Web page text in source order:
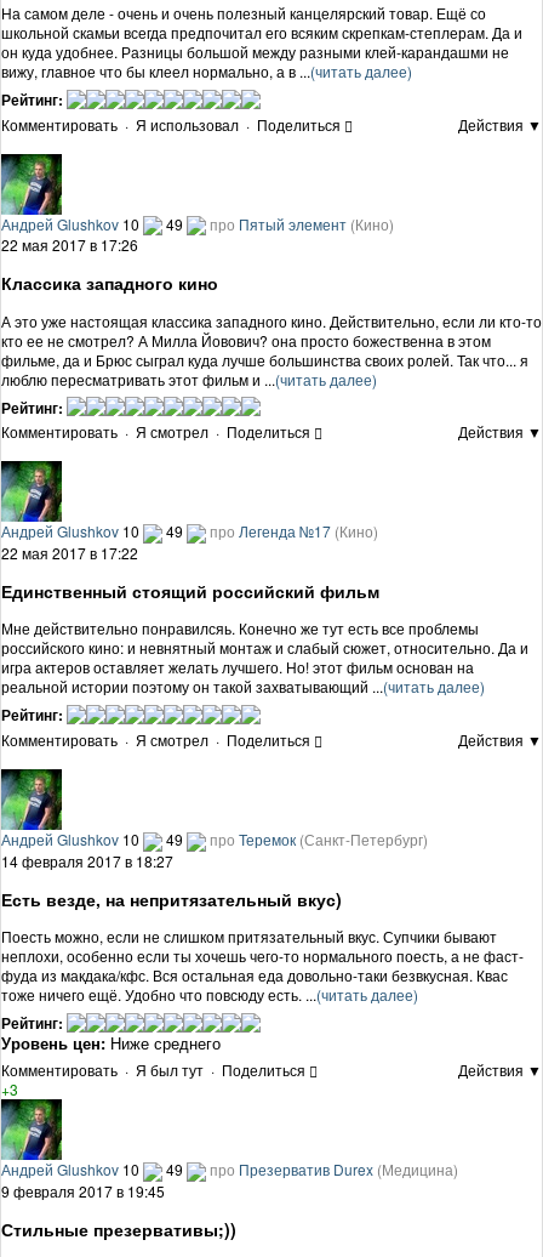
На самом деле - очень и очень полезный канцелярский товар. Ещё со
школьной скамьи всегда предпочитал его всяким скрепкам-степлерам. Да и
он куда удобнее. Разницы большой между разными клей-карандашми не
вижу, главное что бы клеел нормально, а в ...(читать далее)
Рейтинг:
Комментировать · Я использовал · Поделиться Действия ▼
Андрей Glushkov 10 49 про Пятый элемент (Кино)
22 мая 2017 в 17:26
Классика западного кино
А это уже настоящая классика западного кино. Действительно, если ли кто-то
кто ее не смотрел? А Милла Йовович? она просто божественна в этом
фильме, да и Брюс сыграл куда лучше большинства своих ролей. Так что... я
люблю пересматривать этот фильм и ...(читать далее)
Рейтинг:
Комментировать · Я смотрел · Поделиться Действия ▼
Андрей Glushkov 10 49 про Легенда №17 (Кино)
22 мая 2017 в 17:22
Единственный стоящий российский фильм
Мне действительно понравилсяь. Конечно же тут есть все проблемы
российского кино: и невнятный монтаж и слабый сюжет, относительно. Да и
игра актеров оставляет желать лучшего. Но! этот фильм основан на
реальной истории поэтому он такой захватывающий ...(читать далее)
Рейтинг:
Комментировать · Я смотрел · Поделиться Действия ▼
Андрей Glushkov 10 49 про Теремок (Санкт-Петербург)
14 февраля 2017 в 18:27
Есть везде, на непритязательный вкус)
Поесть можно, если не слишком притязательный вкус. Супчики бывают
неплохи, особенно если ты хочешь чего-то нормального поесть, а не фаст-
фуда из макдака/кфс. Вся остальная еда довольно-таки безвкусная. Квас
тоже ничего ещё. Удобно что повсюду есть. ...(читать далее)
Рейтинг:
Уровень цен: Ниже среднего
Комментировать · Я был тут · Поделиться
Действия ▼
+3
Андрей Glushkov 10 49 про Презерватив Durex (Медицина)
9 февраля 2017 в 19:45
Стильные презервативы;))